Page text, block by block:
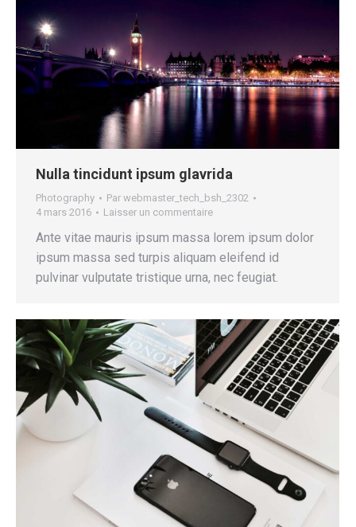
Nulla tincidunt ipsum glavrida
Photography Par webmaster_tech_bsh_2302
4 mars 2016
Laisser un commentaire
Ante vitae mauris ipsum massa lorem ipsum dolor
ipsum massa sed turpis aliquam eleifend id
pulvinar vulputate tristique urna, nec feugiat.